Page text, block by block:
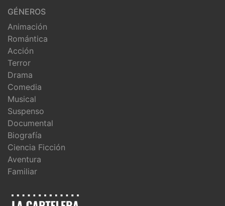
GÉNEROS
Animación
Romántica
Acción
Terror
Drama
Comedia
Musical
Suspenso
Documental
Biografía
Ciencia Ficción
Aventura
Familiar